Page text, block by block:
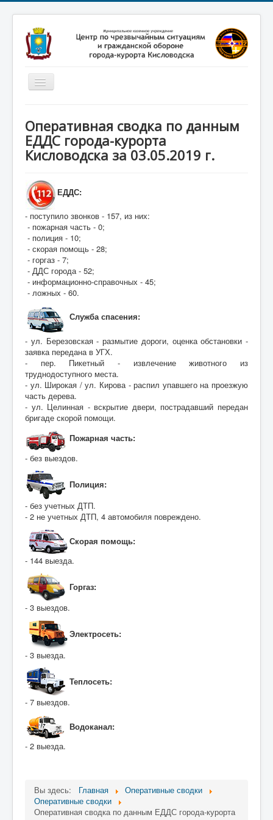
Включить/
выключить
Новости
Законодательство
Профилактика терроризма
Фотоматериалы
О нас
Оперативная сводка по данным
ЕДДС города-курорта
Кисловодска за 03.05.2019 г.
ЕДДС:
- поступило звонков - 157, из них:
- пожарная часть - 0;
- полиция - 10;
- скорая помощь - 28;
- горгаз - 7;
- ДДС города - 52;
- информационно-справочных - 45;
- ложных - 60.
Служба спасения:
- ул. Березовская - размытие дороги, оценка обстановки -
заявка передана в УГХ.
- пер. Пикетный - извлечение животного из
труднодоступного места.
- ул. Широкая / ул. Кирова - распил упавшего на проезжую
часть дерева.
- ул. Целинная - вскрытие двери, пострадавший передан
бригаде скорой помощи.
Пожарная часть:
- без выездов.
Полиция:
- без учетных ДТП.
- 2 не учетных ДТП, 4 автомобиля повреждено.
Скорая помощь:
- 144 выезда.
Горгаз:
- 3 выездов.
Электросеть:
- 3 выезда.
Теплосеть:
- 7 выездов.
Водоканал:
- 2 выезда.
Вы здесь: Главная
Оперативные сводки
Оперативные сводки
Оперативная сводка по данным ЕДДС города-курорта